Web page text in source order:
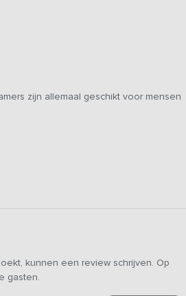
afstand ligt een speelboerderij met
zijn allemaal geschikt voor mensen
kunnen een review schrijven. Op
gasten.